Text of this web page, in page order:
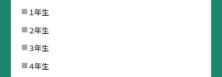
１年生
２年生
３年生
４年生